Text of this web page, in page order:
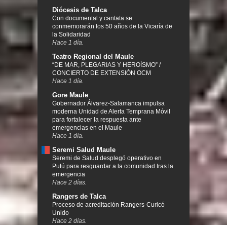
Diócesis de Talca
Con documental y cantata se
conmemorarán los 50 años de la Vicaría de
la Solidaridad
Hace 1 día.
Teatro Regional del Maule
“DE MAR, PLEGARIAS Y HEROÍSMO” /
CONCIERTO DE EXTENSIÓN OCM
Hace 1 día.
Gore Maule
Gobernador Álvarez-Salamanca impulsa
moderna Unidad de Alerta Temprana Móvil
para fortalecer la respuesta ante
emergencias en el Maule
Hace 1 día.
Seremi Salud Maule
Seremi de Salud desplegó operativo en
Putú para resguardar a la comunidad tras la
emergencia
Hace 2 días.
Rangers de Talca
Proceso de acreditación Rangers-Curicó
Unido
Hace 2 días.